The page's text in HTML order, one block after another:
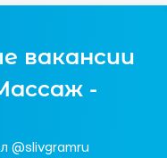
вакансии
-
@slivgramru